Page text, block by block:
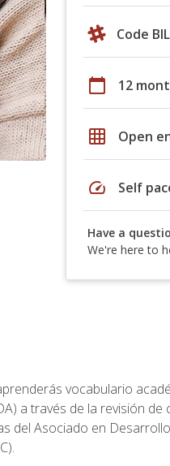
Code
calendar_today 12
grid_on Open
speed Self
Have a
We're here to
vocabulario
a través de la revisión de
del Asociado en